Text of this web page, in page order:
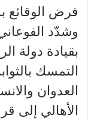
فرض الوقائع
وشدّد
بقيادة دولة
التمسك
العدوان
الأهالي إلى